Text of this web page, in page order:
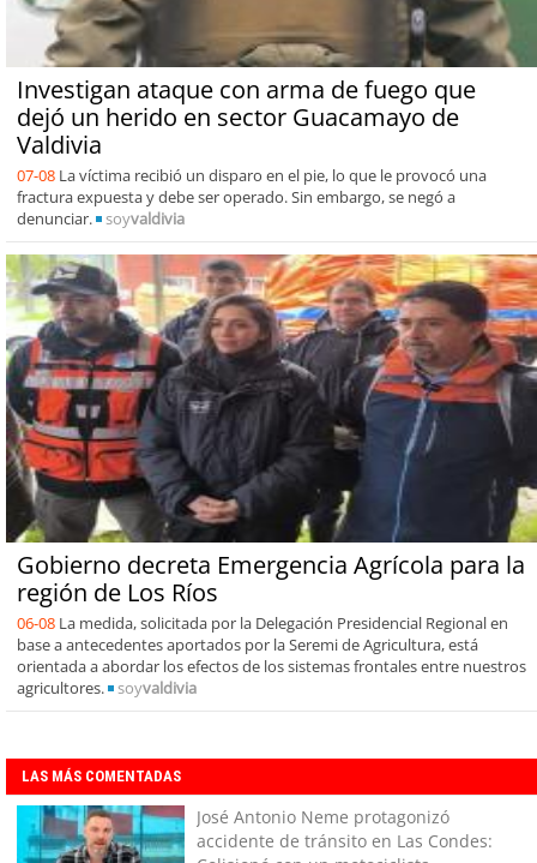
Investigan ataque con arma de fuego que
dejó un herido en sector Guacamayo de
Valdivia
07-08 La víctima recibió un disparo en el pie, lo que le provocó una
fractura expuesta y debe ser operado. Sin embargo, se negó a
denunciar.
soyvaldivia
Gobierno decreta Emergencia Agrícola para la
región de Los Ríos
06-08 La medida, solicitada por la Delegación Presidencial Regional en
base a antecedentes aportados por la Seremi de Agricultura, está
orientada a abordar los efectos de los sistemas frontales entre nuestros
agricultores.
soyvaldivia
LAS MÁS COMENTADAS
José Antonio Neme protagonizó
accidente de tránsito en Las Condes: